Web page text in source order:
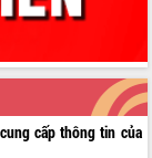
cấp thông tin của